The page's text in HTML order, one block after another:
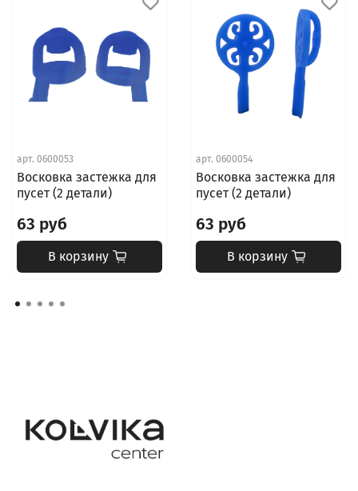
арт. 0600053
Восковка застежка для
пусет (2 детали)
63 руб
В корзину
арт. 0600054
Восковка застежка для
пусет (2 детали)
63 руб
В корзину